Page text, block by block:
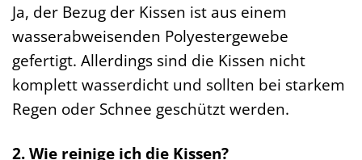
Ja, der Bezug der Kissen ist aus einem
wasserabweisenden Polyestergewebe
gefertigt. Allerdings sind die Kissen nicht
komplett wasserdicht und sollten bei starkem
Regen oder Schnee geschützt werden.
2. Wie reinige ich die Kissen?